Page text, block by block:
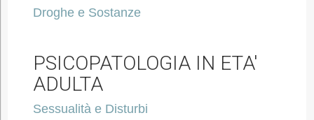
Droghe e Sostanze
PSICOPATOLOGIA IN ETA'
ADULTA
Sessualità e Disturbi